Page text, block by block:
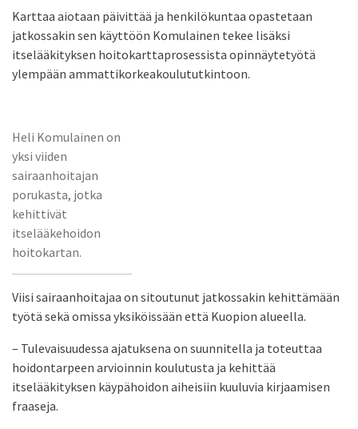
Karttaa aiotaan päivittää ja henkilökuntaa opastetaan
jatkossakin sen käyttöön Komulainen tekee lisäksi
itselääkityksen hoitokarttaprosessista opinnäytetyötä
ylempään ammattikorkeakoulututkintoon.
Heli Komulainen on
yksi viiden
sairaanhoitajan
porukasta, jotka
kehittivät
itselääkehoidon
hoitokartan.
Viisi sairaanhoitajaa on sitoutunut jatkossakin kehittämään
työtä sekä omissa yksiköissään että Kuopion alueella.
– Tulevaisuudessa ajatuksena on suunnitella ja toteuttaa
hoidontarpeen arvioinnin koulutusta ja kehittää
itselääkityksen käypähoidon aiheisiin kuuluvia kirjaamisen
fraaseja.